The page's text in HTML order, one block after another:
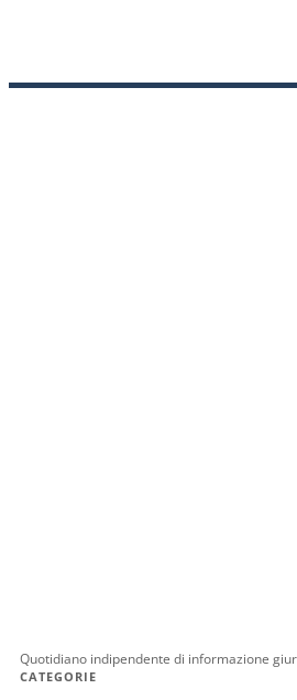
Quotidiano indipendente di informazione
CATEGORIE